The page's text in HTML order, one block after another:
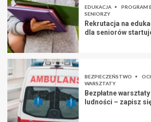
EDUKACJA
PROGRAM
SENIORZY
Rekrutacja na
dla seniorów
BEZPIECZEŃSTWO
WARSZTATY
Bezpłatne
ludności – zapisz